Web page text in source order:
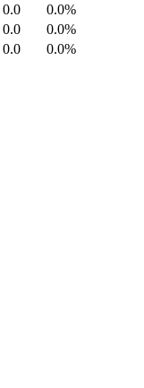
0.0
0.0%
0.0
0.0%
0.0
0.0%